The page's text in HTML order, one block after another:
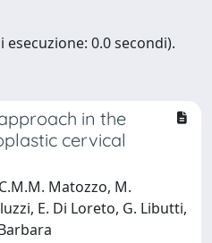
0.0 secondi).
in the
cervical
Matozzo, M.
E. Di Loreto, G. Libutti,